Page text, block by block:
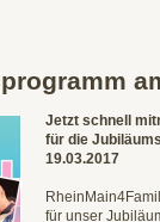
Jetzt schnell
für die
19.03.2017
für unser